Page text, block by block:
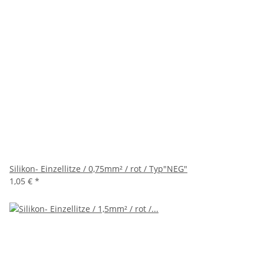
Silikon- Einzellitze / 0,75mm² / rot / Typ"NEG"
1,05 € *